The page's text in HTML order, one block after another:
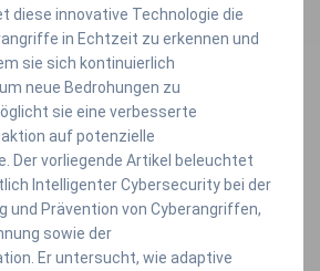
diese innovative Technologie die
in Echtzeit zu erkennen und
sie sich kontinuierlich
neue Bedrohungen zu
sie eine verbesserte
auf potenzielle
Der vorliegende Artikel beleuchtet
Intelligenter Cybersecurity bei der
und Prävention von Cyberangriffen,
sowie der
Er untersucht, wie adaptive